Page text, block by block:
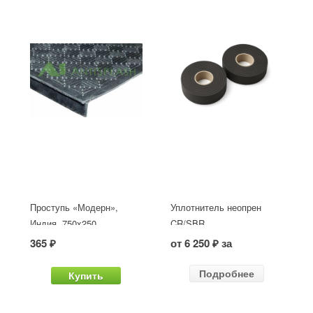
Проступь «Модерн»,
Индия, 750x250
365 ₽
Купить
Уплотнитель неопрен
CR/SBR
от 6 250 ₽ за
Подробнее